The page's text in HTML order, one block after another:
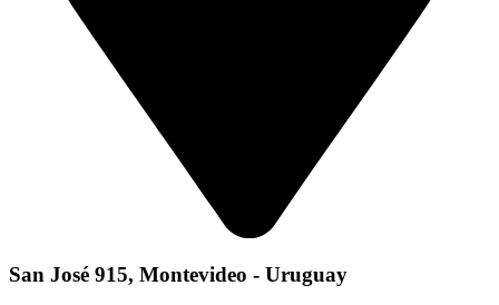
San José 915, Montevideo - Uruguay